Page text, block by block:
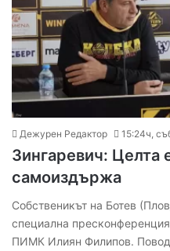
Дежурен Редактор 15:24ч,
Зингаревич: Целта
самоиздържа
Собственикът на Ботев
специална
ПИМК Илиян Филипов.